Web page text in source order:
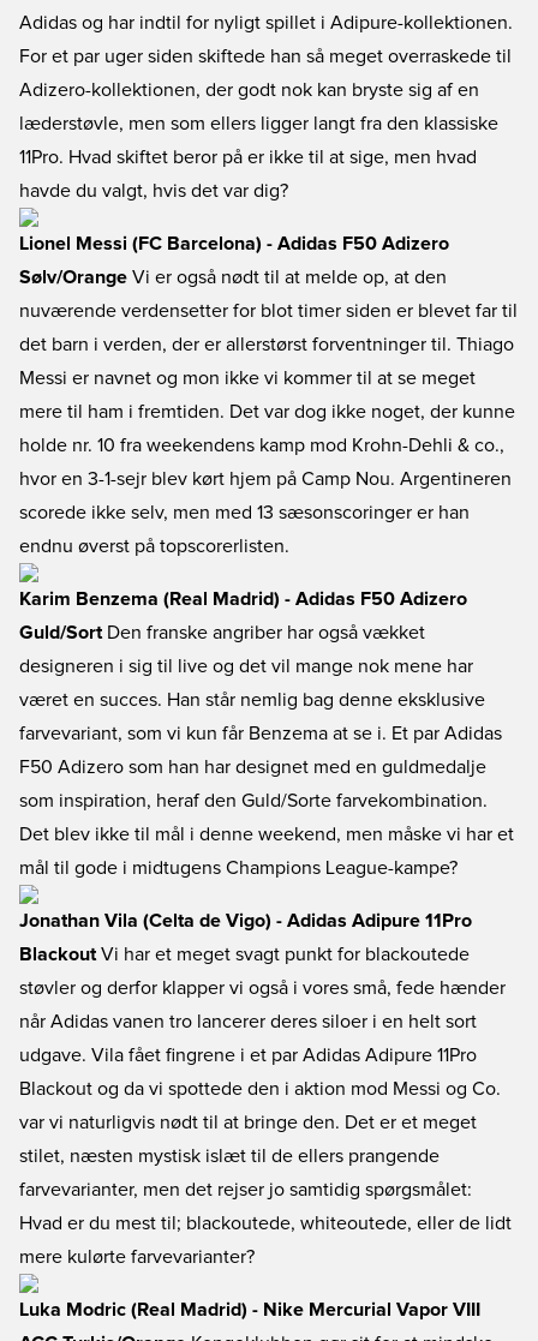
Adidas og har indtil for nyligt spillet i Adipure-kollektionen.
For et par uger siden skiftede han så meget overraskede til
Adizero-kollektionen, der godt nok kan bryste sig af en
læderstøvle, men som ellers ligger langt fra den klassiske
11Pro. Hvad skiftet beror på er ikke til at sige, men hvad
havde du valgt, hvis det var dig?
Lionel Messi (FC Barcelona) - Adidas F50 Adizero
Sølv/Orange Vi er også nødt til at melde op, at den
nuværende verdensetter for blot timer siden er blevet far til
det barn i verden, der er allerstørst forventninger til. Thiago
Messi er navnet og mon ikke vi kommer til at se meget
mere til ham i fremtiden. Det var dog ikke noget, der kunne
holde nr. 10 fra weekendens kamp mod Krohn-Dehli & co.,
hvor en 3-1-sejr blev kørt hjem på Camp Nou. Argentineren
scorede ikke selv, men med 13 sæsonscoringer er han
endnu øverst på topscorerlisten.
Karim Benzema (Real Madrid) - Adidas F50 Adizero
Guld/Sort Den franske angriber har også vækket
designeren i sig til live og det vil mange nok mene har
været en succes. Han står nemlig bag denne eksklusive
farvevariant, som vi kun får Benzema at se i. Et par Adidas
F50 Adizero som han har designet med en guldmedalje
som inspiration, heraf den Guld/Sorte farvekombination.
Det blev ikke til mål i denne weekend, men måske vi har et
mål til gode i midtugens Champions League-kampe?
Jonathan Vila (Celta de Vigo) - Adidas Adipure 11Pro
Blackout Vi har et meget svagt punkt for blackoutede
støvler og derfor klapper vi også i vores små, fede hænder
når Adidas vanen tro lancerer deres siloer i en helt sort
udgave. Vila fået fingrene i et par Adidas Adipure 11Pro
Blackout og da vi spottede den i aktion mod Messi og Co.
var vi naturligvis nødt til at bringe den. Det er et meget
stilet, næsten mystisk islæt til de ellers prangende
farvevarianter, men det rejser jo samtidig spørgsmålet:
Hvad er du mest til; blackoutede, whiteoutede, eller de lidt
mere kulørte farvevarianter?
Luka Modric (Real Madrid) - Nike Mercurial Vapor VIII